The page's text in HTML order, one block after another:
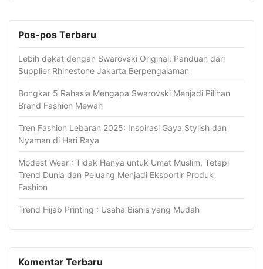
Pos-pos Terbaru
Lebih dekat dengan Swarovski Original: Panduan dari
Supplier Rhinestone Jakarta Berpengalaman
Bongkar 5 Rahasia Mengapa Swarovski Menjadi Pilihan
Brand Fashion Mewah
Tren Fashion Lebaran 2025: Inspirasi Gaya Stylish dan
Nyaman di Hari Raya
Modest Wear : Tidak Hanya untuk Umat Muslim, Tetapi
Trend Dunia dan Peluang Menjadi Eksportir Produk
Fashion
Trend Hijab Printing : Usaha Bisnis yang Mudah
Komentar Terbaru